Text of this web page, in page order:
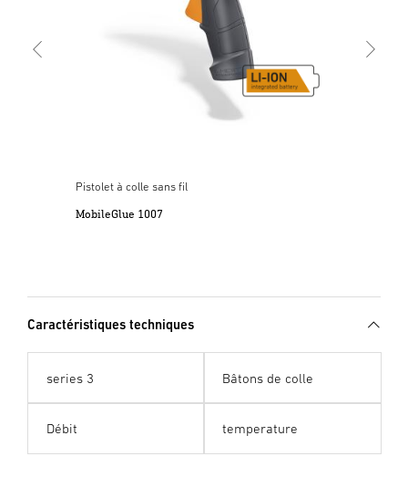
Pistolet à colle sans fil
MobileGlue 1007
Caractéristiques techniques
series 3 Bâtons de colle
Débit temperature